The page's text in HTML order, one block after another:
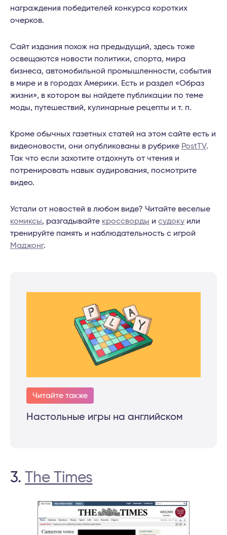
награждения победителей конкурса коротких
очерков.
Сайт издания похож на предыдущий, здесь тоже
освещаются новости политики, спорта, мира
бизнеса, автомобильной промышленности, события
в мире и в городах Америки. Есть и раздел «Образ
жизни», в котором вы найдете публикации по теме
моды, путешествий, кулинарные рецепты и т. п.
Кроме обычных газетных статей на этом сайте есть и
видеоновости, они опубликованы в рубрике PostTV.
Так что если захотите отдохнуть от чтения и
потренировать навык аудирования, посмотрите
видео.
Устали от новостей в любом виде? Читайте веселые
комиксы, разгадывайте кроссворды и судоку или
тренируйте память и наблюдательность с игрой
Маджонг.
Читайте также
Настольные игры на английском
3.The Times